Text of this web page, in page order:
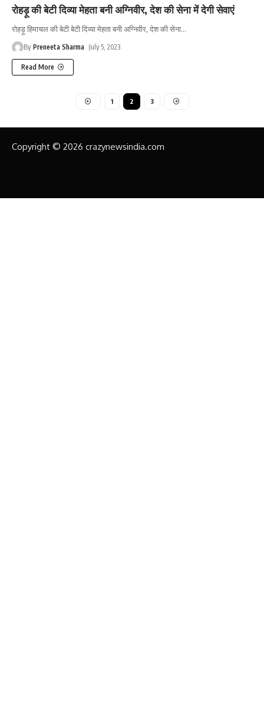
रोहड़ू की बेटी दिव्या मेहता बनी अग्निवीर, देश की सेना में देगी सेवाएं
रोहड़ू हिमाचल की बेटी बेटी दिव्या मेहता बनी अग्निवीर, देश की सेना…
By Preneeta Sharma July 5, 2023
Read More
1 2 3
Copyright © 2026 crazynewsindia.com